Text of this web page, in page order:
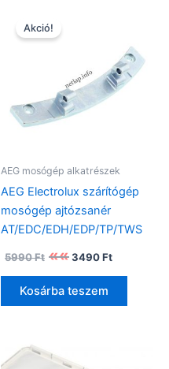
Akció!
AEG mosógép alkatrészek
AEG Electrolux szárítógép
mosógép ajtózsanér
AT/EDC/EDH/EDP/TP/TWS
5990Ft
Original
price
was:
5990 Ft.
3490Ft
price
is:
Kosárba teszem